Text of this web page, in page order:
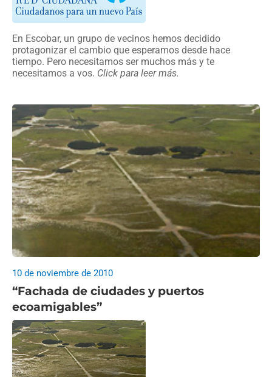
En Escobar, un grupo de vecinos hemos decidido
protagonizar el cambio que esperamos desde hace
tiempo. Pero necesitamos ser muchos más y te
necesitamos a vos. Click para leer más.
“Fachada de ciudades y puertos
ecoamigables”
10 de noviembre de 2010